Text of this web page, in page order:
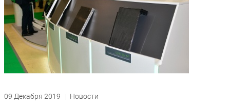
09 Декабря 2019 | Новости